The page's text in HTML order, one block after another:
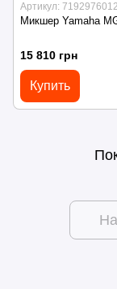
Артикул:
Микшер Yamaha
15 810 грн
Купить